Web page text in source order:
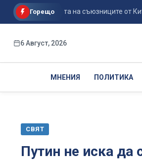
Горещо
за защита на съюзниците от Китай и
6 Август, 2026
МНЕНИЯ ПОЛИТИКА
СВЯТ
Путин не иска